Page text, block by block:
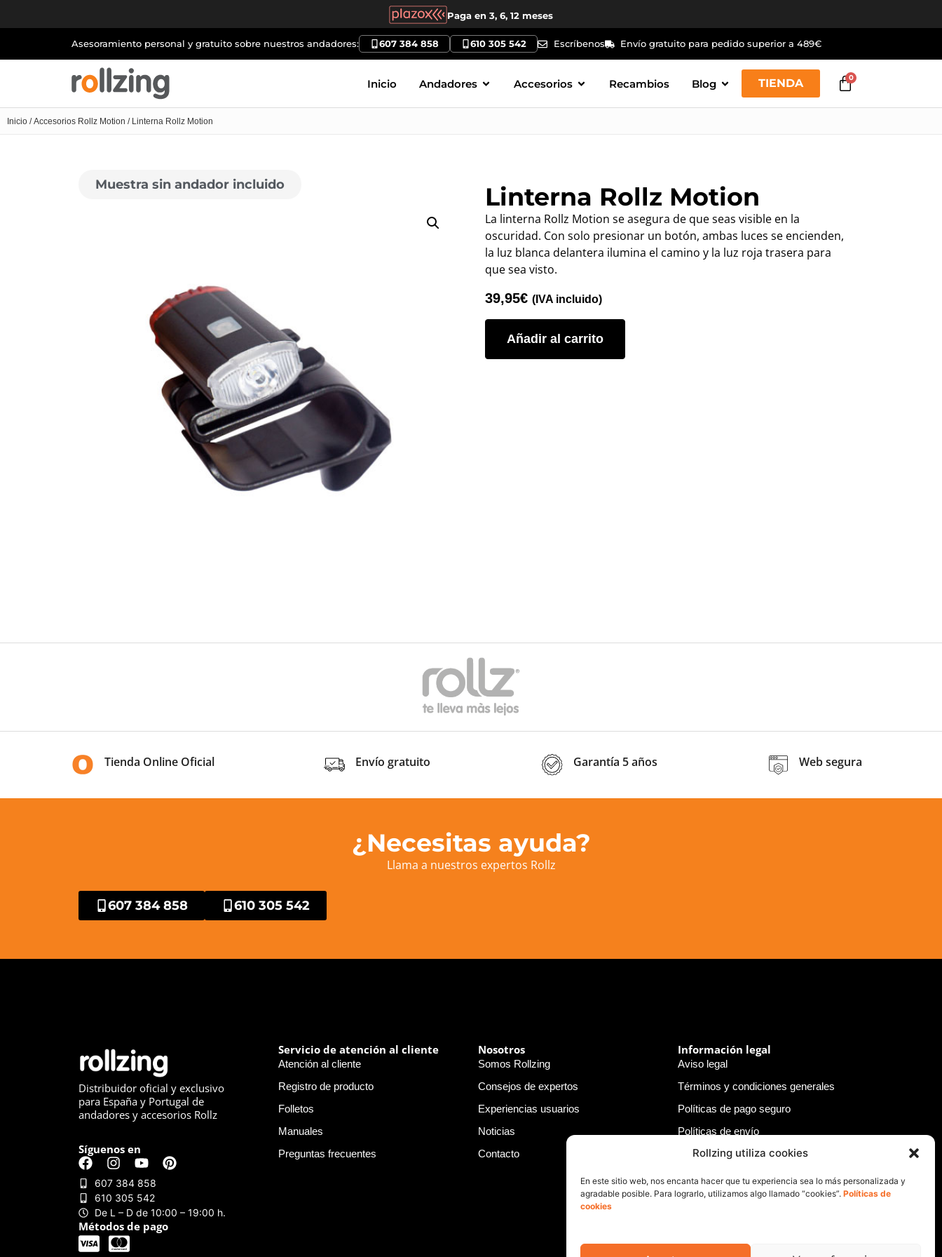
Rollzing utiliza cookies
En este sitio web, nos encanta hacer que tu experiencia sea lo más personalizada y
agradable posible. Para lograrlo, utilizamos algo llamado “cookies”. Políticas de
cookies
Paga en 3, 6, 12 meses
Asesoramiento personal y gratuito sobre nuestros andadores: 607 384 858 610 305 542 Escríbenos Envío gratuito para pedido superior a 489€
Inicio Andadores Accesorios Recambios Blog TIENDA 0
Inicio /Accesorios Rollz Motion / Linterna Rollz Motion
Muestra sin andador incluido Linterna Rollz Motion
La linterna Rollz Motion se asegura de que seas visible en la
oscuridad. Con solo presionar un botón, ambas luces se encienden,
la luz blanca delantera ilumina el camino y la luz roja trasera para
que sea visto.
39,95€ (IVA incluido)
Añadir al carrito
Tienda Online Oficial Envío gratuito Garantía 5 años Web segura
¿Necesitas ayuda?
Llama a nuestros expertos Rollz
607 384 858 610 305 542
Distribuidor oficial y exclusivo
para España y Portugal de
andadores y accesorios Rollz
Síguenos en
607 384 858
610 305 542
De L – D de 10:00 – 19:00 h.
Métodos de pago
Servicio de atención al cliente
Atención al cliente
Registro de producto
Folletos
Manuales
Preguntas frecuentes
Nosotros
Somos Rollzing
Consejos de expertos
Experiencias usuarios
Noticias
Contacto
Información legal
Aviso legal
Términos y condiciones generales
Políticas de pago seguro
Políticas de envío
Políticas de devolución
Políticas de privacidad
Política de cookies